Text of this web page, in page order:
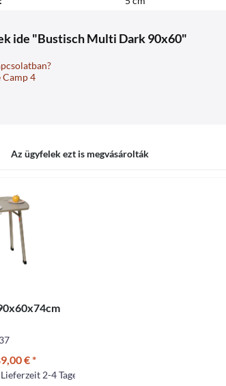
ide "Bustisch Multi Dark 90x60"
Camp 4
Az ügyfelek ezt is megvásárolták
€ *
2-4 Tage.